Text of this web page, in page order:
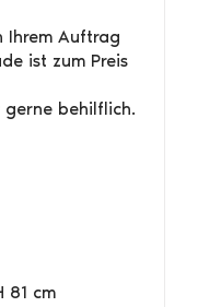
Ihrem Auftrag
ist zum Preis
behilflich.
81 cm